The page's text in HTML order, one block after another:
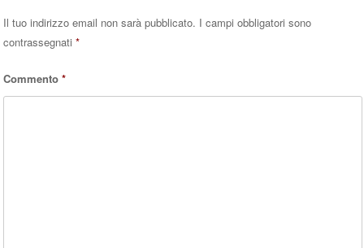
Il tuo indirizzo email non sarà pubblicato. I campi obbligatori sono
contrassegnati*
Commento*